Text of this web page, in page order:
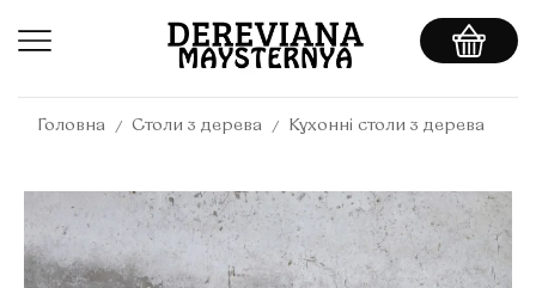
Головна / Столи з дерева / Кухонні столи з дерева